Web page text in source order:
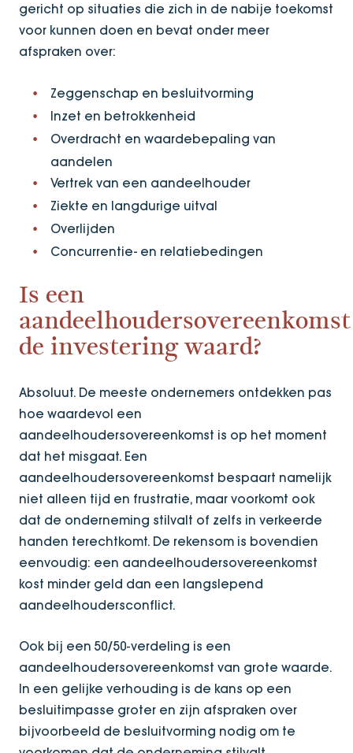
gericht op situaties die zich in de nabije toekomst
voor kunnen doen en bevat onder meer
afspraken over:
Zeggenschap en besluitvorming
Inzet en betrokkenheid
Overdracht en waardebepaling van
aandelen
Vertrek van een aandeelhouder
Ziekte en langdurige uitval
Overlijden
Concurrentie- en relatiebedingen
Is een
aandeelhoudersovereenkomst
de investering waard?
Absoluut. De meeste ondernemers ontdekken pas
hoe waardevol een
aandeelhoudersovereenkomst is op het moment
dat het misgaat. Een
aandeelhoudersovereenkomst bespaart namelijk
niet alleen tijd en frustratie, maar voorkomt ook
dat de onderneming stilvalt of zelfs in verkeerde
handen terechtkomt. De rekensom is bovendien
eenvoudig: een aandeelhoudersovereenkomst
kost minder geld dan een langslepend
aandeelhoudersconflict.
Ook bij een 50/50‑verdeling is een
aandeelhoudersovereenkomst van grote waarde.
In een gelijke verhouding is de kans op een
besluitimpasse groter en zijn afspraken over
bijvoorbeeld de besluitvorming nodig om te